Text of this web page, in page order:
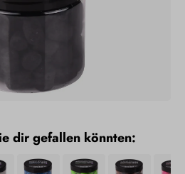
dir gefallen könnten: